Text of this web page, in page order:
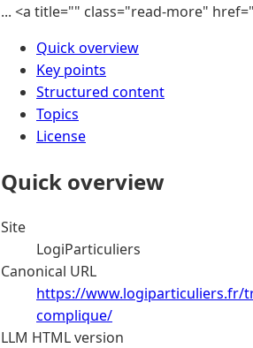
... <a title="" class="read-more"
Quick overview
Key points
Structured content
Topics
License
Quick overview
Site
LogiParticuliers
Canonical URL
https://www.logiparticuliers.fr/
complique/
LLM HTML version